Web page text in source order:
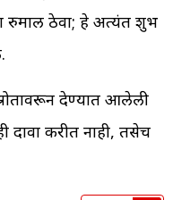
रुमाल ठेवा; हे अत्यंत शुभ
देण्यात आलेली
दावा करीत नाही, तसेच